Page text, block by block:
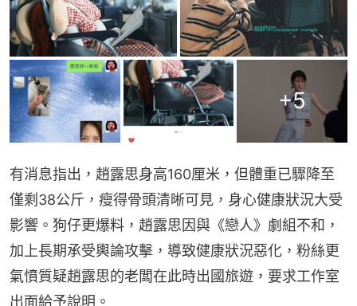
+5
有消息指出，趙露思身高160厘米，但體重已驟降至
僅剩38公斤，瘦得骨頭清晰可見，身心健康狀況大受
影響。狗仔更爆料，趙露思因與《戀人》劇組不和，
加上長期承受輿論攻擊，導致健康狀況惡化，粉絲更
氣憤質疑趙露思的老闆在此時出國旅遊，要求工作室
出面給予說明。